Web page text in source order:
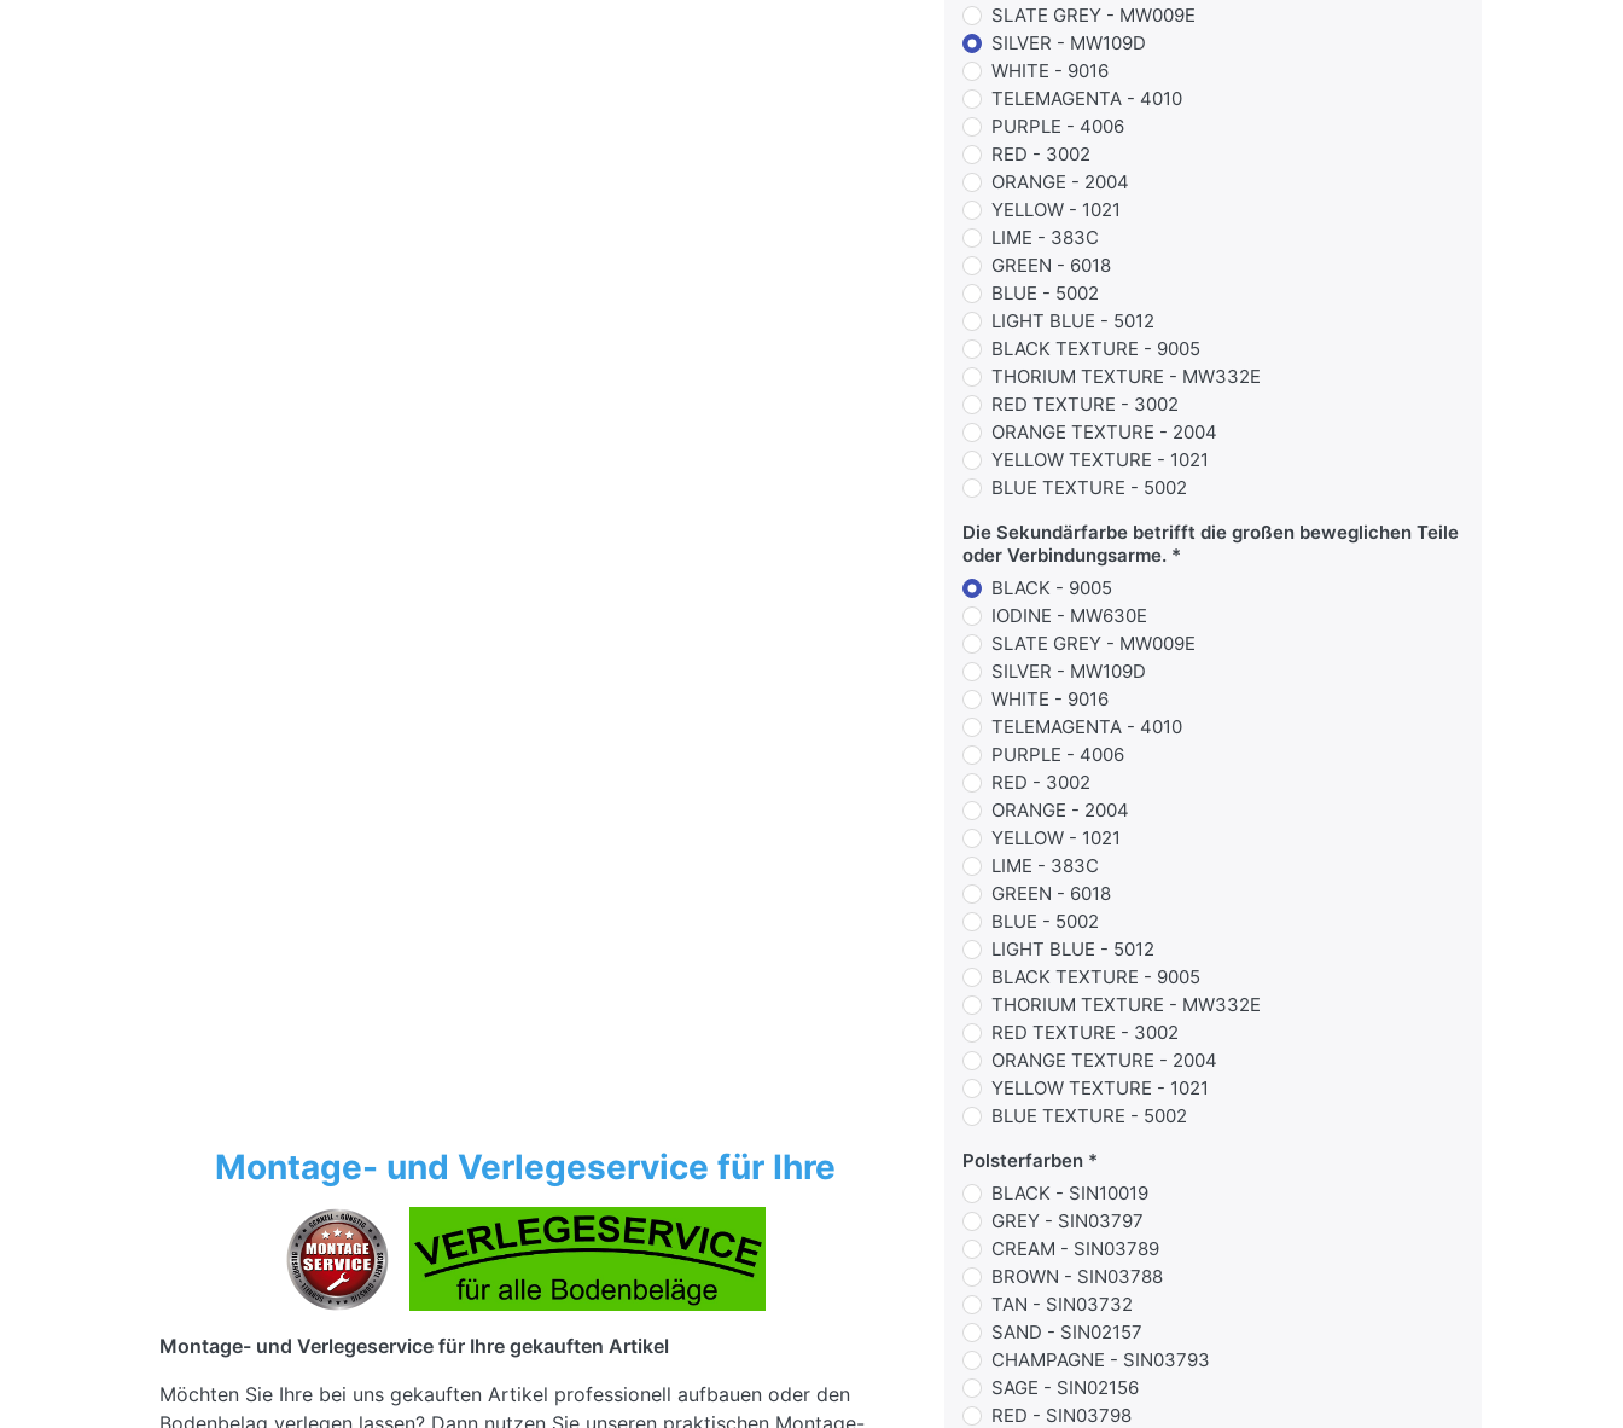
Montage- und Verlegeservice für Ihre
Montage- und Verlegeservice für Ihre gekauften Artikel
Möchten Sie Ihre bei uns gekauften Artikel professionell aufbauen oder den
SLATE GREY - MW009E
SILVER - MW109D
WHITE - 9016
TELEMAGENTA - 4010
PURPLE - 4006
RED - 3002
ORANGE - 2004
YELLOW - 1021
LIME - 383C
GREEN - 6018
BLUE - 5002
LIGHT BLUE - 5012
BLACK TEXTURE - 9005
THORIUM TEXTURE - MW332E
RED TEXTURE - 3002
ORANGE TEXTURE - 2004
YELLOW TEXTURE - 1021
BLUE TEXTURE - 5002
Die Sekundärfarbe betrifft die großen beweglichen Teile
oder Verbindungsarme.
BLACK - 9005
IODINE - MW630E
SLATE GREY - MW009E
SILVER - MW109D
WHITE - 9016
TELEMAGENTA - 4010
PURPLE - 4006
RED - 3002
ORANGE - 2004
YELLOW - 1021
LIME - 383C
GREEN - 6018
BLUE - 5002
LIGHT BLUE - 5012
BLACK TEXTURE - 9005
THORIUM TEXTURE - MW332E
RED TEXTURE - 3002
ORANGE TEXTURE - 2004
YELLOW TEXTURE - 1021
BLUE TEXTURE - 5002
Polsterfarben
BLACK - SIN10019
GREY - SIN03797
CREAM - SIN03789
BROWN - SIN03788
TAN - SIN03732
SAND - SIN02157
CHAMPAGNE - SIN03793
SAGE - SIN02156
RED - SIN03798